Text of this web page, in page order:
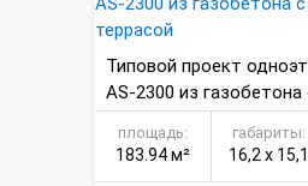
Типовой проект
AS-2300 из газобетона
площадь:
183.94 м²
габариты:
16,2 х 15,1